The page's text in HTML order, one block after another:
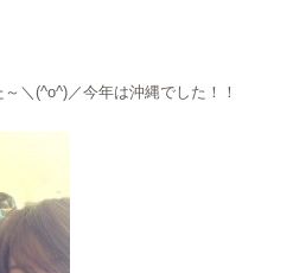
＼(^o^)／今年は沖縄でした！！